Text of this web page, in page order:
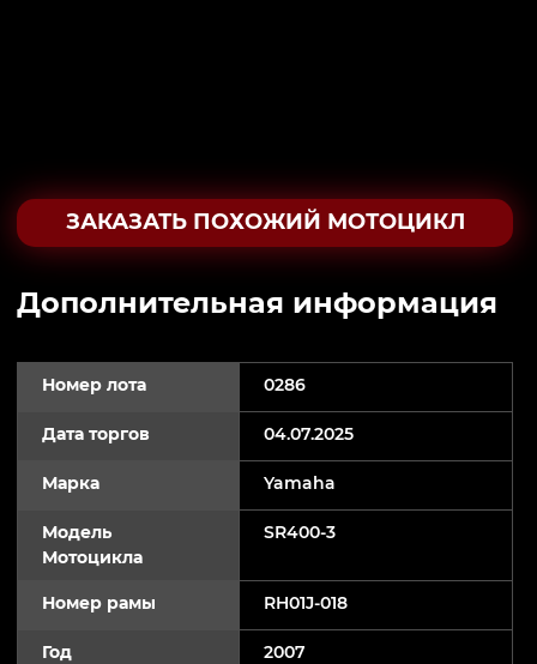
ЗАКАЗАТЬ ПОХОЖИЙ МОТОЦИКЛ
Дополнительная информация
Номер лота 0286
Дата торгов 04.07.2025
Марка Yamaha
Модель
Мотоцикла
SR400-3
Номер рамы RH01J-018
Год 2007